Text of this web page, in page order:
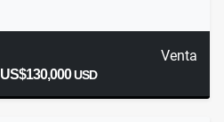
Venta
US$130,000USD